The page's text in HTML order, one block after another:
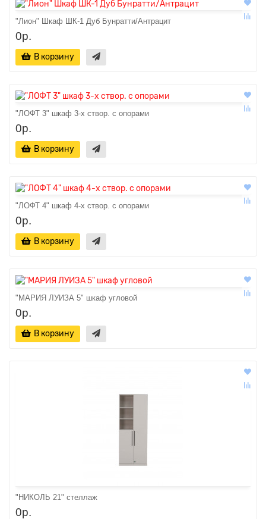
"Лион" Шкаф ШК-1 Дуб Бунратти/Антрацит
0р.
В корзину
"ЛОФТ 3" шкаф 3-х створ. с опорами
0р.
В корзину
"ЛОФТ 4" шкаф 4-х створ. с опорами
0р.
В корзину
"МАРИЯ ЛУИЗА 5" шкаф угловой
0р.
В корзину
"НИКОЛЬ 21" стеллаж
0р.